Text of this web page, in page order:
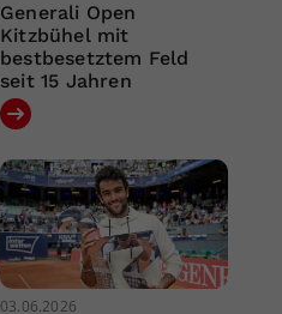
Generali Open
Kitzbühel mit
bestbesetztem Feld
seit 15 Jahren
03.06.2026